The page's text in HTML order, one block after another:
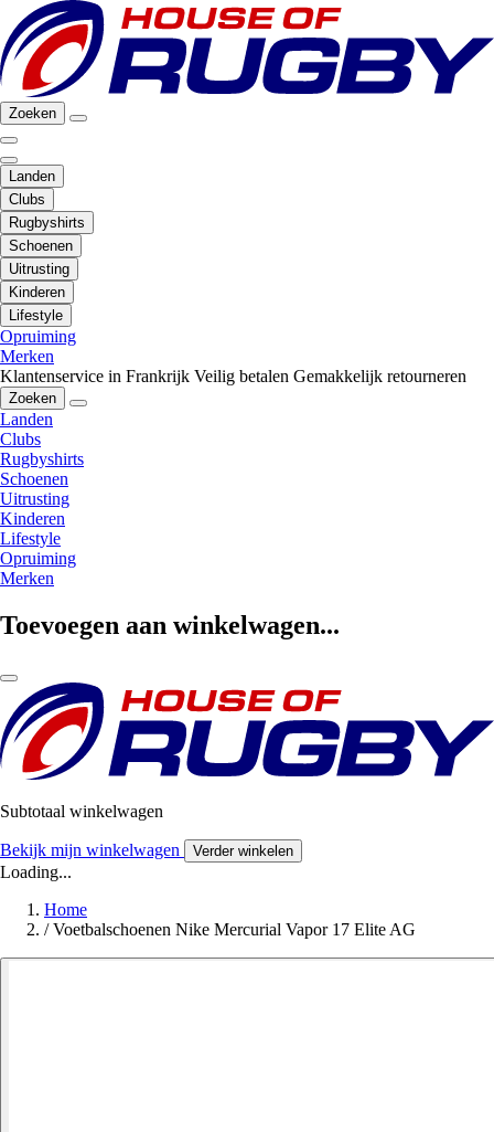
Zoeken
Landen
Clubs
Rugbyshirts
Schoenen
Uitrusting
Kinderen
Lifestyle
Opruiming
Merken
Klantenservice in Frankrijk Veilig betalen Gemakkelijk retourneren
Zoeken
Landen
Clubs
Rugbyshirts
Schoenen
Uitrusting
Kinderen
Lifestyle
Opruiming
Merken
Toevoegen aan winkelwagen...
Subtotaal winkelwagen
Bekijk mijn winkelwagen Verder winkelen
Loading...
Home
/ Voetbalschoenen Nike Mercurial Vapor 17 Elite AG